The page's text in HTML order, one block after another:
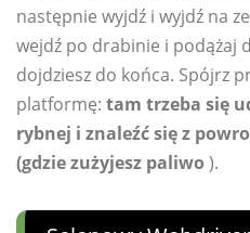
następnie wyjdź i wyjdź na
wejdź po drabinie i podążaj
dojdziesz do końca. Spójrz
platformę: tam trzeba się
rybnej i znaleźć się z
(gdzie zużyjesz paliwo ).